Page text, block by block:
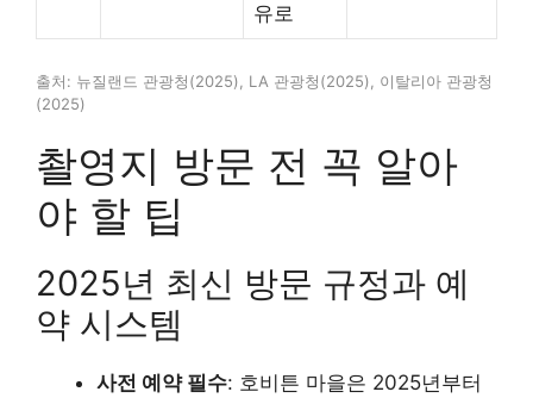
유로
출처: 뉴질랜드 관광청(2025), LA 관광청(2025), 이탈리아 관광청
(2025)
촬영지 방문 전 꼭 알아
야 할 팁
2025년 최신 방문 규정과 예
약 시스템
사전 예약 필수: 호비튼 마을은 2025년부터